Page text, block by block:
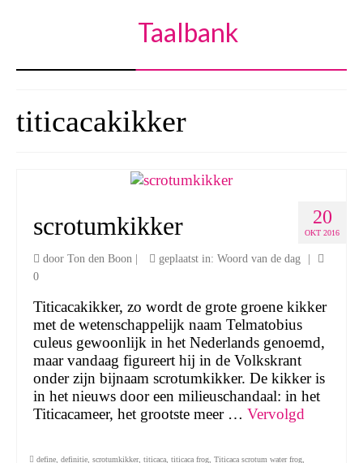
Taalbank
titicacakikker
20
OKT 2016
scrotumkikker
door Ton den Boon | geplaatst in: Woord van de dag
|
0
Titicacakikker, zo wordt de grote groene kikker
met de wetenschappelijk naam Telmatobius
culeus gewoonlijk in het Nederlands genoemd,
maar vandaag figureert hij in de Volkskrant
onder zijn bijnaam scrotumkikker. De kikker is
in het nieuws door een milieuschandaal: in het
Titicacameer, het grootste meer … Vervolgd
define definitie scrotumkikker, titicaca titicaca frog Titicaca scrotum water frog